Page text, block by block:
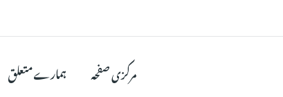
مرکزی صفحہ ہمارے متعلق